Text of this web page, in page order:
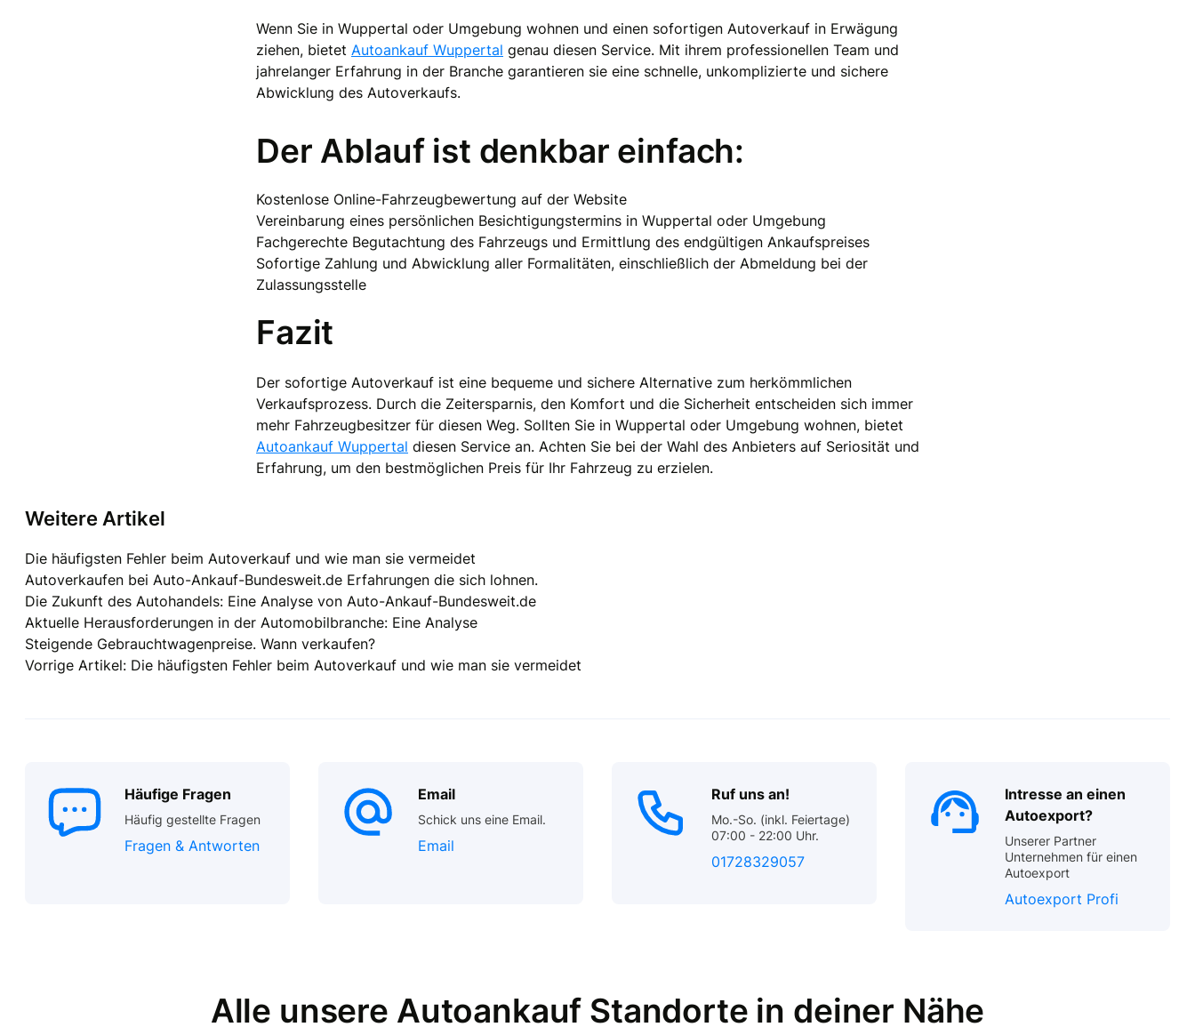
Wenn Sie in Wuppertal oder Umgebung wohnen und einen sofortigen Autoverkauf in Erwägung
ziehen, bietet Autoankauf Wuppertal genau diesen Service. Mit ihrem professionellen Team und
jahrelanger Erfahrung in der Branche garantieren sie eine schnelle, unkomplizierte und sichere
Abwicklung des Autoverkaufs.
Der Ablauf ist denkbar einfach:
Kostenlose Online-Fahrzeugbewertung auf der Website
Vereinbarung eines persönlichen Besichtigungstermins in Wuppertal oder Umgebung
Fachgerechte Begutachtung des Fahrzeugs und Ermittlung des endgültigen Ankaufspreises
Sofortige Zahlung und Abwicklung aller Formalitäten, einschließlich der Abmeldung bei der
Zulassungsstelle
Fazit
Der sofortige Autoverkauf ist eine bequeme und sichere Alternative zum herkömmlichen
Verkaufsprozess. Durch die Zeitersparnis, den Komfort und die Sicherheit entscheiden sich immer
mehr Fahrzeugbesitzer für diesen Weg. Sollten Sie in Wuppertal oder Umgebung wohnen, bietet
Autoankauf Wuppertal diesen Service an. Achten Sie bei der Wahl des Anbieters auf Seriosität und
Erfahrung, um den bestmöglichen Preis für Ihr Fahrzeug zu erzielen.
Weitere Artikel
Die häufigsten Fehler beim Autoverkauf und wie man sie vermeidet
Autoverkaufen bei Auto-Ankauf-Bundesweit.de Erfahrungen die sich lohnen.
Die Zukunft des Autohandels: Eine Analyse von Auto-Ankauf-Bundesweit.de
Aktuelle Herausforderungen in der Automobilbranche: Eine Analyse
Steigende Gebrauchtwagenpreise. Wann verkaufen?
Vorrige Artikel: Die häufigsten Fehler beim Autoverkauf und wie man sie vermeidet
Häufige Fragen
Häufig gestellte Fragen
Fragen & Antworten
Email
Schick uns eine Email.
Email
Ruf uns an!
Mo.-So. (inkl. Feiertage)
07:00 - 22:00 Uhr.
01728329057
Intresse an einen
Autoexport?
Unserer Partner
Unternehmen für einen
Autoexport
Autoexport Profi
Alle unsere Autoankauf Standorte in deiner Nähe